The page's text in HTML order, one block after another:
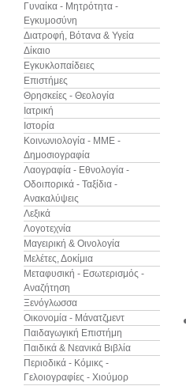
Γυναίκα - Μητρότητα -
Εγκυμοσύνη
Διατροφή, Βότανα & Υγεία
Δίκαιο
Εγκυκλοπαίδειες
Επιστήμες
Θρησκείες - Θεολογία
Ιατρική
Ιστορία
Κοινωνιολογία - ΜΜΕ -
Δημοσιογραφία
Λαογραφία - Εθνολογία -
Οδοιπορικά - Ταξίδια -
Ανακαλύψεις
Λεξικά
Λογοτεχνία
Μαγειρική & Οινολογία
Μελέτες, Δοκίμια
Μεταφυσική - Εσωτερισμός -
Αναζήτηση
Ξενόγλωσσα
Οικονομία - Μάνατζμεντ
Παιδαγωγική Επιστήμη
Παιδικά & Νεανικά Βιβλία
Περιοδικά - Κόμικς -
Γελοιογραφίες - Χιούμορ